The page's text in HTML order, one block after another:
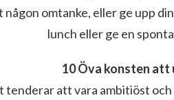
någon omtanke, eller ge upp
lunch eller ge en
10 Öva konsten
tenderar att vara ambitiöst